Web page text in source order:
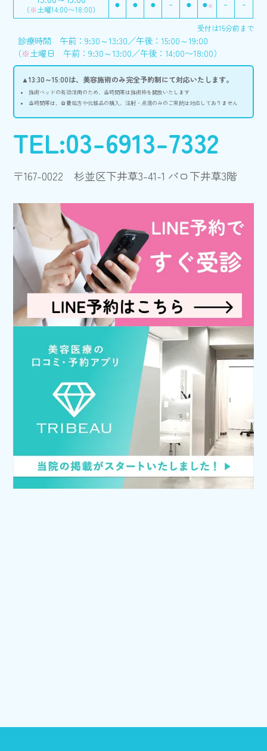
（※土曜14:00〜18:00） ● ● ● - ● ●※ - -
受付は15分前まで
診療時間 午前：9:30～13:30／午後：15:00～19:00
（※土曜日 午前：9:30～13:00／午後：14:00〜18:00）
▲13:30～15:00は、美容施術のみ完全予約制にて対応いたします。
施術ベッドの有効活用のため、当時間帯は施術枠を開放いたします
当時間帯は、自費処方や化粧品の購入、注射・点滴のみのご来院は対応しておりません
TEL:03-6913-7332
〒167-0022 杉並区下井草3-41-1 パロ下井草3階